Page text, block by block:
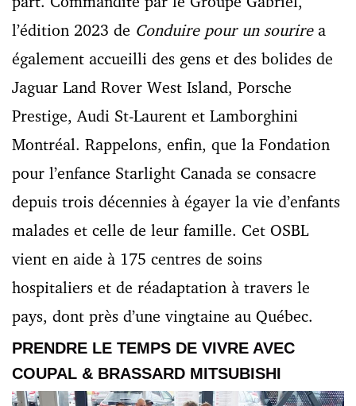
l’édition 2023 de Conduire pour un sourire a
également accueilli des gens et des bolides de
Jaguar Land Rover West Island, Porsche
Prestige, Audi St-Laurent et Lamborghini
Montréal. Rappelons, enfin, que la Fondation
pour l’enfance Starlight Canada se consacre
depuis trois décennies à égayer la vie d’enfants
malades et celle de leur famille. Cet OSBL
vient en aide à 175 centres de soins
hospitaliers et de réadaptation à travers le
pays, dont près d’une vingtaine au Québec.
PRENDRE LE TEMPS DE VIVRE AVEC
COUPAL & BRASSARD MITSUBISHI